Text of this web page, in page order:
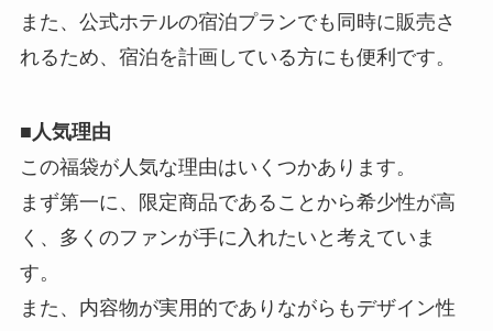
また、公式ホテルの宿泊プランでも同時に販売さ
れるため、宿泊を計画している方にも便利です。
■人気理由
この福袋が人気な理由はいくつかあります。
まず第一に、限定商品であることから希少性が高
く、多くのファンが手に入れたいと考えていま
す。
また、内容物が実用的でありながらもデザイン性